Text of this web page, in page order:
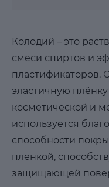
Колодий – это
смеси спиртов и
пластификаторов.
эластичную
косметической и
используется
способности
плёнкой,
защищающей